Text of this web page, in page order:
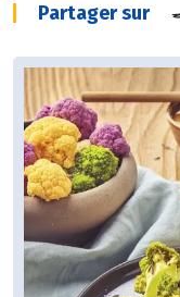
Partager sur